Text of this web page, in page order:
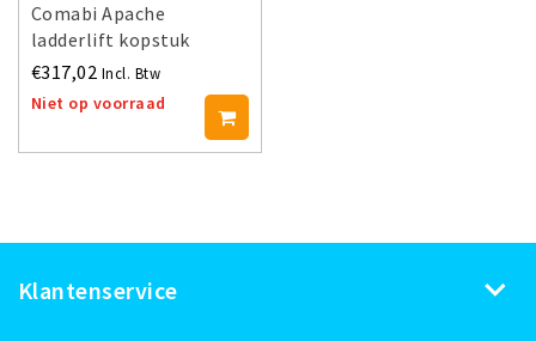
Comabi Apache
ladderlift kopstuk
€317,02 Incl. Btw
Niet op voorraad
Klantenservice